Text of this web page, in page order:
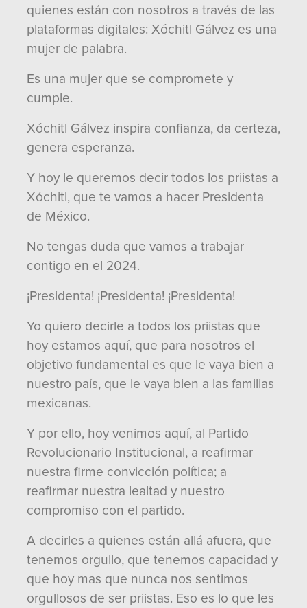
quienes están con nosotros a través de las
plataformas digitales: Xóchitl Gálvez es una
mujer de palabra.
Es una mujer que se compromete y
cumple.
Xóchitl Gálvez inspira confianza, da certeza,
genera esperanza.
Y hoy le queremos decir todos los priistas a
Xóchitl, que te vamos a hacer Presidenta
de México.
No tengas duda que vamos a trabajar
contigo en el 2024.
¡Presidenta! ¡Presidenta! ¡Presidenta!
Yo quiero decirle a todos los priistas que
hoy estamos aquí, que para nosotros el
objetivo fundamental es que le vaya bien a
nuestro país, que le vaya bien a las familias
mexicanas.
Y por ello, hoy venimos aquí, al Partido
Revolucionario Institucional, a reafirmar
nuestra firme convicción política; a
reafirmar nuestra lealtad y nuestro
compromiso con el partido.
A decirles a quienes están allá afuera, que
tenemos orgullo, que tenemos capacidad y
que hoy mas que nunca nos sentimos
orgullosos de ser priistas. Eso es lo que les